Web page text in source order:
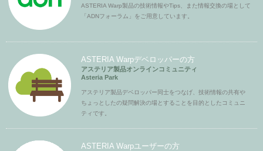
ASTERIA Warp製品の技術情報やTips、また情報交換の場として
「ADNフォーラム」をご用意しています。
ASTERIA Warpデベロッパーの方
アステリア製品オンラインコミュニティ
Asteria Park
アステリア製品デベロッパー同士をつなげ、技術情報の共有や
ちょっとしたの疑問解決の場とすることを目的としたコミュニ
ティです。
ASTERIA Warpユーザーの方